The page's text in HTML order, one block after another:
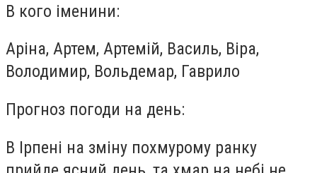
В кого іменини:
Аріна, Артем, Артемій, Василь, Віра,
Володимир, Вольдемар, Гаврило
Прогноз погоди на день:
В Ірпені на зміну похмурому ранку